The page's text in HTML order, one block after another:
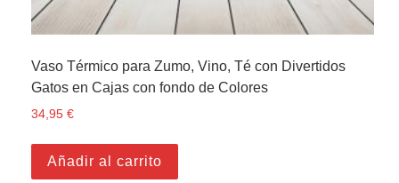
Vaso Térmico para Zumo, Vino, Té con Divertidos
Gatos en Cajas con fondo de Colores
34,95€
Añadir al carrito